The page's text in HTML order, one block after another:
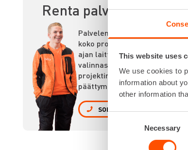
This website uses
We use cookies to
information about
other information
Consent
Necessary
Renta palvelee
Palvelemme
koko prosessin
ajan laitteiden
valinnasta
projektin
päättymiseen.
SOITA